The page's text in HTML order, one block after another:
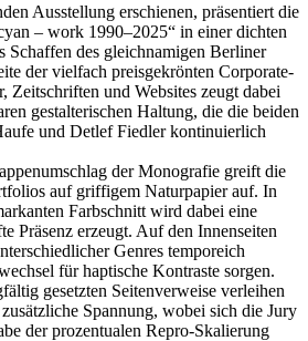
Ausstellung erschienen, präsentiert die
– work 1990–2025“ in einer dichten
Schaffen des gleichnamigen Berliner
der vielfach preisgekrönten Corporate-
Zeitschriften und Websites zeugt dabei
gestalterischen Haltung, die die beiden
und Detlef Fiedler kontinuierlich
der Monografie greift die
auf griffigem Naturpapier auf. In
Farbschnitt wird dabei eine
Präsenz erzeugt. Auf den Innenseiten
Genres temporeich
für haptische Kontraste sorgen.
gesetzten Seitenverweise verleihen
Spannung, wobei sich die Jury
der prozentualen Repro-Skalierung